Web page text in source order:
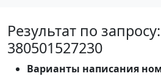
Результат по
380501527230
Варианты написания